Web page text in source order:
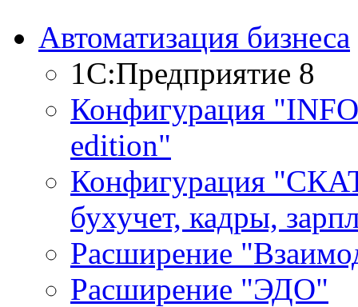
Автоматизация бизнеса
1С:Предприятие 8
Конфигурация
edition"
Конфигурация
бухучет, кадры,
Расширение
Расширение "ЭДО"